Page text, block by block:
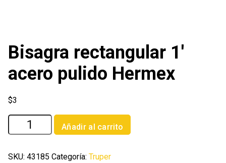
Bisagra rectangular 1′
acero pulido Hermex
$3
Bisagra
rectangular
acero
Añadir al carrito
SKU: 43185 Categoría: Truper